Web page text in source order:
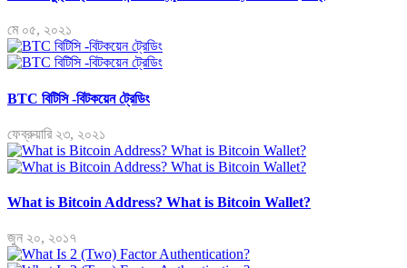
মে ০৫, ২০২১
BTC বিটিসি -বিটকয়েন ট্রেডিং
ফেব্রুয়ারি ২৩, ২০২১
What is Bitcoin Address? What is Bitcoin Wallet?
জুন ২০, ২০১৭